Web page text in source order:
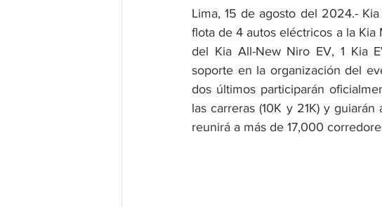
Lima, 15 de agosto del 2024.-
flota de 4 autos eléctricos a la
del Kia All-New Niro EV, 1 Kia
soporte en la organización del
dos últimos participarán
las carreras (10K y 21K) y
reunirá a más de 17,000